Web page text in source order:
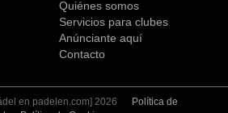
Quiénes somos
Servicios para clubes
Anúnciante aquí
Contacto
en padelen.com] 2026
Política de